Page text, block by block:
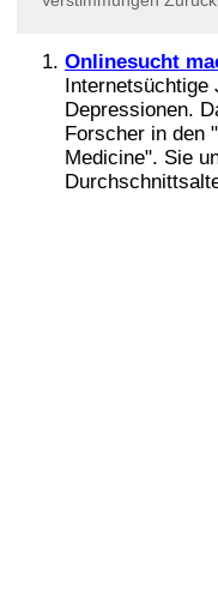
Onlinesucht
Internetsüchtige
Depressionen.
Forscher in den
Medicine". Sie